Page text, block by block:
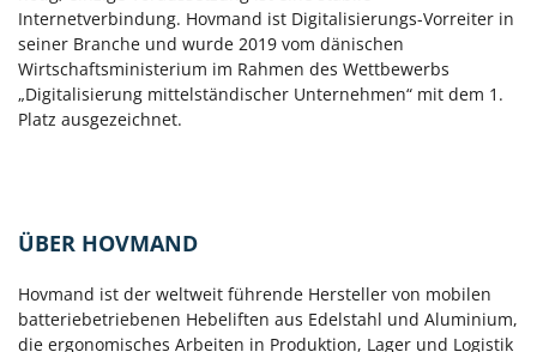
Internetverbindung. Hovmand ist Digitalisierungs-Vorreiter in
seiner Branche und wurde 2019 vom dänischen
Wirtschaftsministerium im Rahmen des Wettbewerbs
„Digitalisierung mittelständischer Unternehmen“ mit dem 1.
Platz ausgezeichnet.
ÜBER HOVMAND
Hovmand ist der weltweit führende Hersteller von mobilen
batteriebetriebenen Hebeliften aus Edelstahl und Aluminium,
die ergonomisches Arbeiten in Produktion, Lager und Logistik